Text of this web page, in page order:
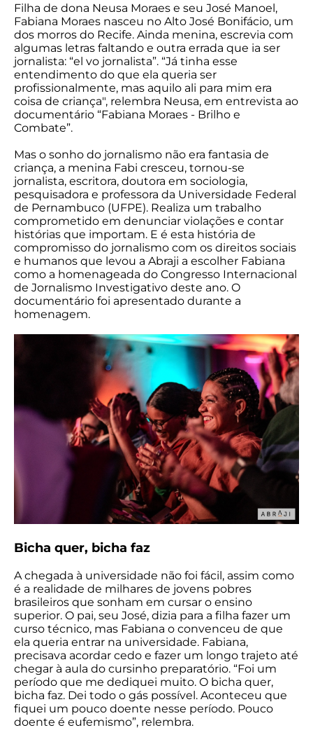
Filha de dona Neusa Moraes e seu José Manoel,
Fabiana Moraes nasceu no Alto José Bonifácio, um
dos morros do Recife. Ainda menina, escrevia com
algumas letras faltando e outra errada que ia ser
jornalista: “el vo jornalista”. “Já tinha esse
entendimento do que ela queria ser
profissionalmente, mas aquilo ali para mim era
coisa de criança", relembra Neusa, em entrevista ao
documentário “Fabiana Moraes - Brilho e
Combate”.
Mas o sonho do jornalismo não era fantasia de
criança, a menina Fabi cresceu, tornou-se
jornalista, escritora, doutora em sociologia,
pesquisadora e professora da Universidade Federal
de Pernambuco (UFPE). Realiza um trabalho
comprometido em denunciar violações e contar
histórias que importam. E é esta história de
compromisso do jornalismo com os direitos sociais
e humanos que levou a Abraji a escolher Fabiana
como a homenageada do Congresso Internacional
de Jornalismo Investigativo deste ano. O
documentário foi apresentado durante a
homenagem.
Bicha quer, bicha faz
A chegada à universidade não foi fácil, assim como
é a realidade de milhares de jovens pobres
brasileiros que sonham em cursar o ensino
superior. O pai, seu José, dizia para a filha fazer um
curso técnico, mas Fabiana o convenceu de que
ela queria entrar na universidade. Fabiana,
precisava acordar cedo e fazer um longo trajeto até
chegar à aula do cursinho preparatório. “Foi um
período que me dediquei muito. O bicha quer,
bicha faz. Dei todo o gás possível. Aconteceu que
fiquei um pouco doente nesse período. Pouco
doente é eufemismo”, relembra.